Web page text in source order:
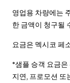
영업용 차량에는
한 금액이 청구될
요금은 멕시코 페
*샘플 승객 요금은
지연, 프로모션 또